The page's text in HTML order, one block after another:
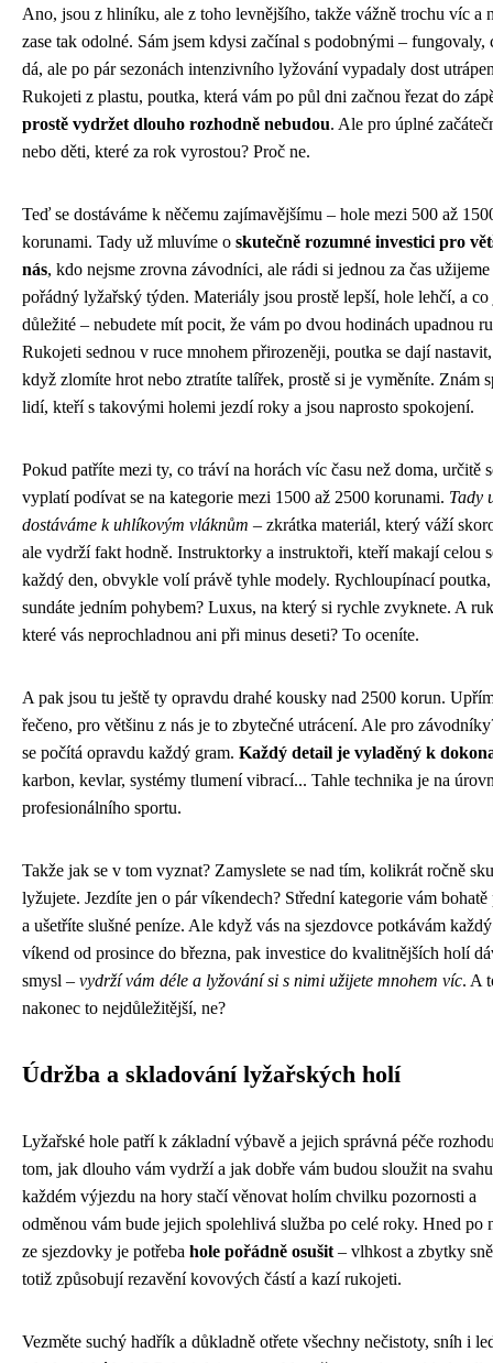
Ano, jsou z hliníku, ale z toho levnějšího, takže vážně trochu víc a
zase tak odolné. Sám jsem kdysi začínal s podobnými – fungovaly,
dá, ale po pár sezonách intenzivního lyžování vypadaly dost
Rukojeti z plastu, poutka, která vám po půl dni začnou řezat do
prostě vydržet dlouho rozhodně nebudou. Ale pro úplné
nebo děti, které za rok vyrostou? Proč ne.
Teď se dostáváme k něčemu zajímavějšímu – hole mezi 500 až
korunami. Tady už mluvíme o skutečně rozumné investici pro
nás, kdo nejsme zrovna závodníci, ale rádi si jednou za čas užijeme
pořádný lyžařský týden. Materiály jsou prostě lepší, hole lehčí, a co
důležité – nebudete mít pocit, že vám po dvou hodinách upadnou
Rukojeti sednou v ruce mnohem přirozeněji, poutka se dají
když zlomíte hrot nebo ztratíte talířek, prostě si je vyměníte. Znám
lidí, kteří s takovými holemi jezdí roky a jsou naprosto spokojení.
Pokud patříte mezi ty, co tráví na horách víc času než doma, určitě
vyplatí podívat se na kategorie mezi 1500 až 2500 korunami. Tady
dostáváme k uhlíkovým vláknům – zkrátka materiál, který váží
ale vydrží fakt hodně. Instruktorky a instruktoři, kteří makají celou
každý den, obvykle volí právě tyhle modely. Rychloupínací
sundáte jedním pohybem? Luxus, na který si rychle zvyknete. A
které vás neprochladnou ani při minus deseti? To oceníte.
A pak jsou tu ještě ty opravdu drahé kousky nad 2500 korun.
řečeno, pro většinu z nás je to zbytečné utrácení. Ale pro
se počítá opravdu každý gram. Každý detail je vyladěný k
karbon, kevlar, systémy tlumení vibrací... Tahle technika je na
profesionálního sportu.
Takže jak se v tom vyznat? Zamyslete se nad tím, kolikrát ročně
lyžujete. Jezdíte jen o pár víkendech? Střední kategorie vám bohatě
a ušetříte slušné peníze. Ale když vás na sjezdovce potkávám každý
víkend od prosince do března, pak investice do kvalitnějších holí
smysl – vydrží vám déle a lyžování si s nimi užijete mnohem víc. A
nakonec to nejdůležitější, ne?
Údržba a skladování lyžařských holí
Lyžařské hole patří k základní výbavě a jejich správná péče
tom, jak dlouho vám vydrží a jak dobře vám budou sloužit na
každém výjezdu na hory stačí věnovat holím chvilku pozornosti a
odměnou vám bude jejich spolehlivá služba po celé roky. Hned po
ze sjezdovky je potřeba hole pořádně osušit – vlhkost a zbytky
totiž způsobují rezavění kovových částí a kazí rukojeti.
Vezměte suchý hadřík a důkladně otřete všechny nečistoty, sníh i